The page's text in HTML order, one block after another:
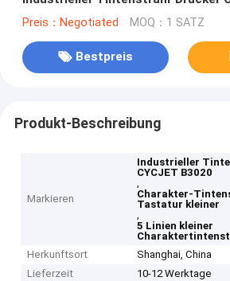
Preis：Negotiated MOQ：1 SATZ
Bestpreis
Produkt-Beschreibung
Markieren
Industrieller
CYCJET B3020
,
Charakter-
Tastatur kleiner
,
5 Linien kleiner
Herkunftsort
Shanghai, China
Lieferzeit
10-12 Werktage